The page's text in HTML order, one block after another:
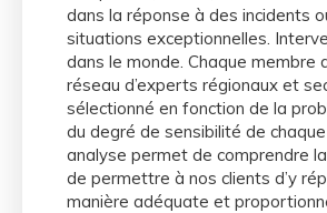
dans la réponse à des incidents
situations exceptionnelles.
dans le monde. Chaque membre
réseau d’experts régionaux et
sélectionné en fonction de la
du degré de sensibilité de
analyse permet de comprendre
de permettre à nos clients d’y
manière adéquate et